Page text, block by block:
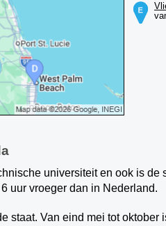
universiteit en ook is
uur vroeger dan in Nederland.
staat. Van eind mei tot oktober